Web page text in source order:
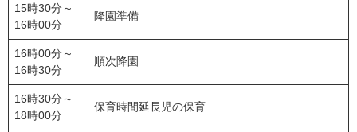
15時30分～
16時00分
降園準備
16時00分～
16時30分
順次降園
16時30分～
18時00分
保育時間延長児の保育